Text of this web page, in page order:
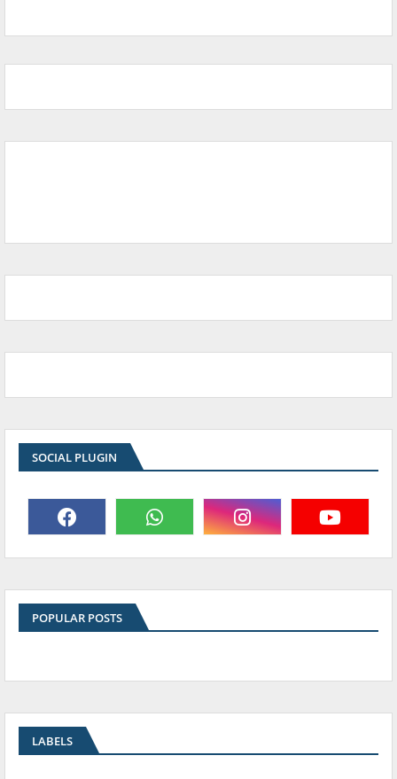
SOCIAL PLUGIN
POPULAR POSTS
LABELS